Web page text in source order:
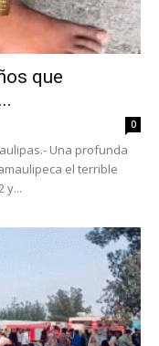
que
0
Una profunda
el terrible
y...